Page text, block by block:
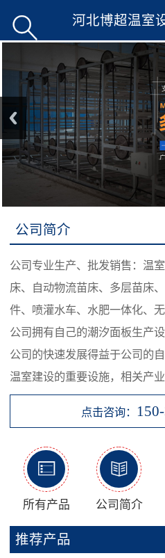
 河北博超温室
公司简介
公司专业生产、批发销售：温
床、自动物流苗床、多层苗床
件、喷灌水车、水肥一体化、
公司拥有自己的潮汐面板生产
公司的快速发展得益于公司的
温室建设的重要设施，相关产
点击咨询：

所有产品

公司简介
推荐产品